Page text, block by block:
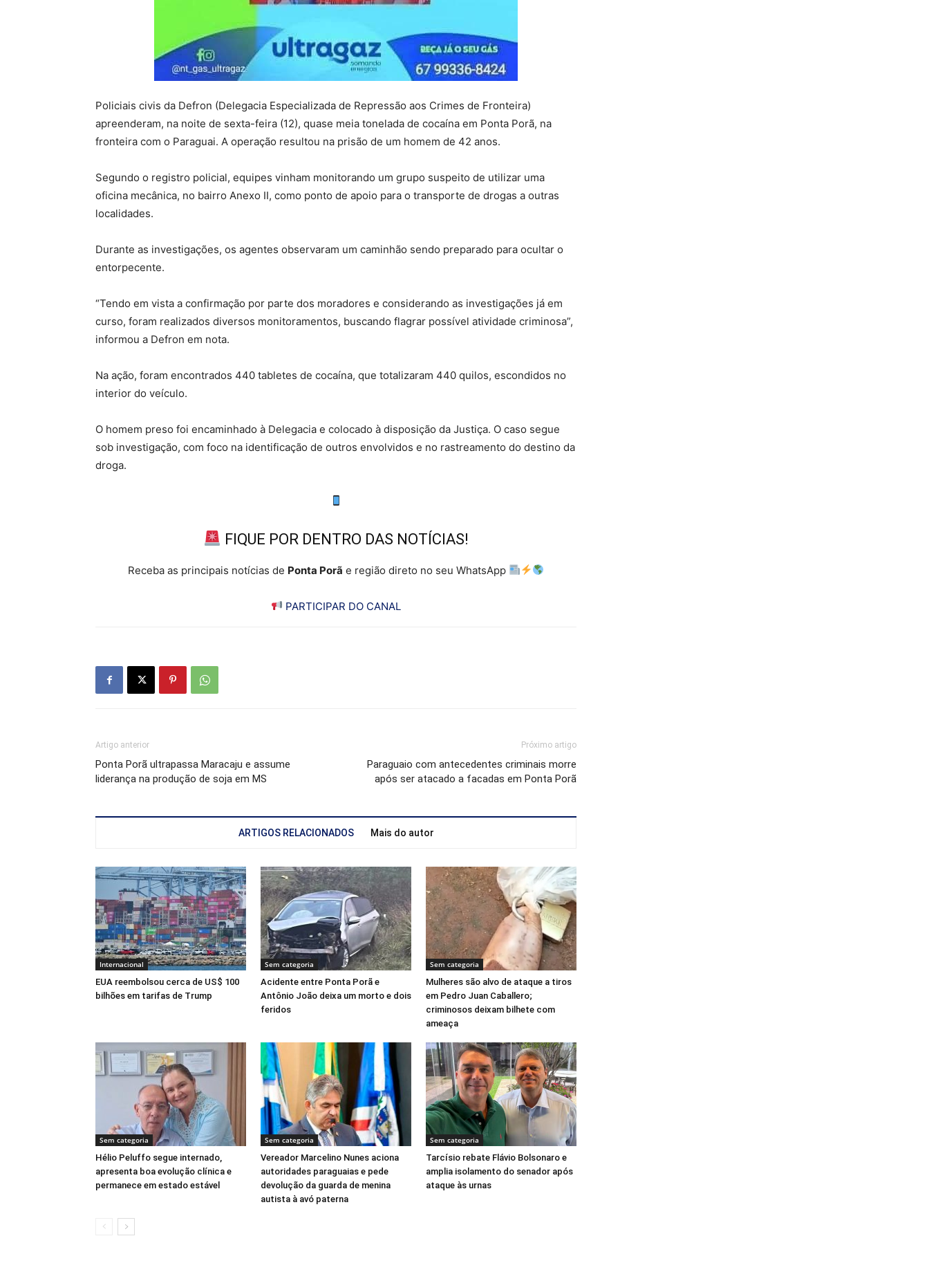
Policiais civis da Defron (Delegacia Especializada de Repressão aos Crimes de Fronteira)
apreenderam, na noite de sexta-feira (12), quase meia tonelada de cocaína em Ponta Porã, na
fronteira com o Paraguai. A operação resultou na prisão de um homem de 42 anos.
Segundo o registro policial, equipes vinham monitorando um grupo suspeito de utilizar uma
oficina mecânica, no bairro Anexo II, como ponto de apoio para o transporte de drogas a outras
localidades.
Durante as investigações, os agentes observaram um caminhão sendo preparado para ocultar o
entorpecente.
“Tendo em vista a confirmação por parte dos moradores e considerando as investigações já em
curso, foram realizados diversos monitoramentos, buscando flagrar possível atividade criminosa”,
informou a Defron em nota.
Na ação, foram encontrados 440 tabletes de cocaína, que totalizaram 440 quilos, escondidos no
interior do veículo.
O homem preso foi encaminhado à Delegacia e colocado à disposição da Justiça. O caso segue
sob investigação, com foco na identificação de outros envolvidos e no rastreamento do destino da
droga.
FIQUE POR DENTRO DAS NOTÍCIAS!
Receba as principais notícias de Ponta Porã e região direto no seu WhatsApp
PARTICIPAR DO CANAL
Artigo anterior
Ponta Porã ultrapassa Maracaju e assume
liderança na produção de soja em MS
Próximo artigo
Paraguaio com antecedentes criminais morre
após ser atacado a facadas em Ponta Porã
ARTIGOS RELACIONADOS Mais do autor
Internacional
EUA reembolsou cerca de US$ 100
bilhões em tarifas de Trump
Sem categoria
Acidente entre Ponta Porã e
Antônio João deixa um morto e dois
feridos
Sem categoria
Mulheres são alvo de ataque a tiros
em Pedro Juan Caballero;
criminosos deixam bilhete com
ameaça
Sem categoria
Hélio Peluffo segue internado,
apresenta boa evolução clínica e
permanece em estado estável
Sem categoria
Vereador Marcelino Nunes aciona
autoridades paraguaias e pede
devolução da guarda de menina
autista à avó paterna
Sem categoria
Tarcísio rebate Flávio Bolsonaro e
amplia isolamento do senador após
ataque às urnas